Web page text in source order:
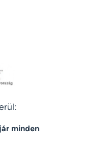
minden